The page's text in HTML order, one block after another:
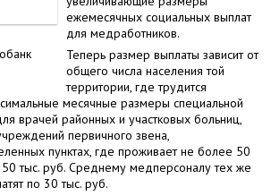
ежемесячных социальных выплат
для медработников.
Теперь размер выплаты зависит от
общего числа населения той
территории, где трудится
месячные размеры специальной
врачей районных и участковых больниц,
первичного звена,
пунктах, где проживает не более 50
50 тыс. руб. Среднему медперсоналу тех же
по 30 тыс. руб.